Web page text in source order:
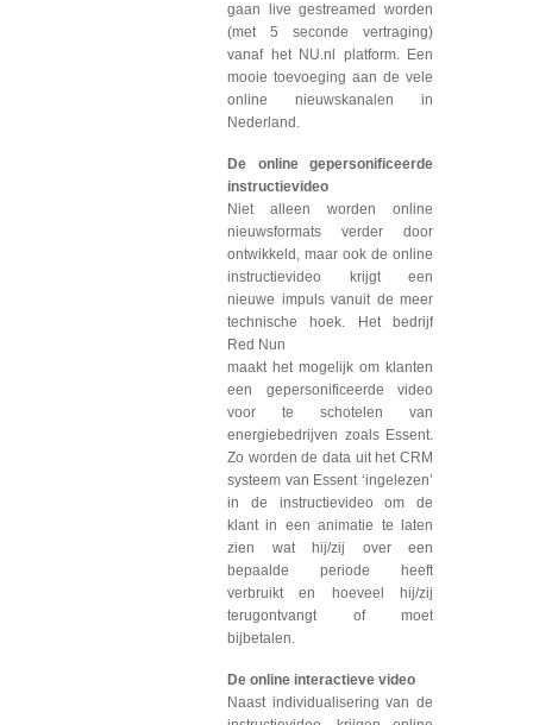
gaan live gestreamed worden
(met 5 seconde vertraging)
vanaf het NU.nl platform. Een
mooie toevoeging aan de vele
online nieuwskanalen in
Nederland.
De online gepersonificeerde
instructievideo
Niet alleen worden online
nieuwsformats verder door
ontwikkeld, maar ook de online
instructievideo krijgt een
nieuwe impuls vanuit de meer
technische hoek. Het bedrijf
Red Nun
maakt het mogelijk om klanten
een gepersonificeerde video
voor te schotelen van
energiebedrijven zoals Essent.
Zo worden de data uit het CRM
systeem van Essent ‘ingelezen’
in de instructievideo om de
klant in een animatie te laten
zien wat hij/zij over een
bepaalde periode heeft
verbruikt en hoeveel hij/zij
terugontvangt of moet
bijbetalen.
De online interactieve video
Naast individualisering van de